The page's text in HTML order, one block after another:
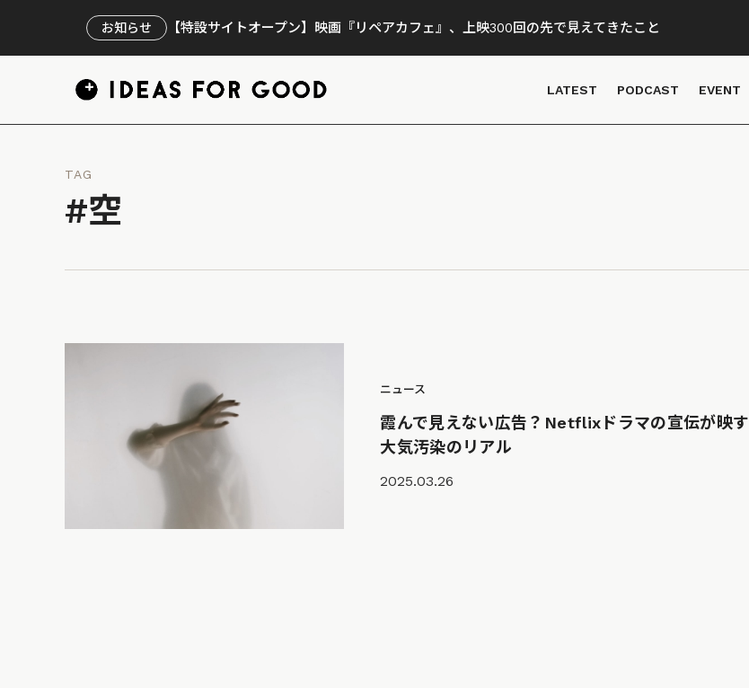
お知らせ 【特設サイトオープン】映画『リペアカフェ』、上映300回の先で見えてきたこと
LATEST PODCAST EVENT
TAG
#空
ニュース
霞んで見えない広告？Netflixドラマの宣伝が映す
大気汚染のリアル
2025.03.26